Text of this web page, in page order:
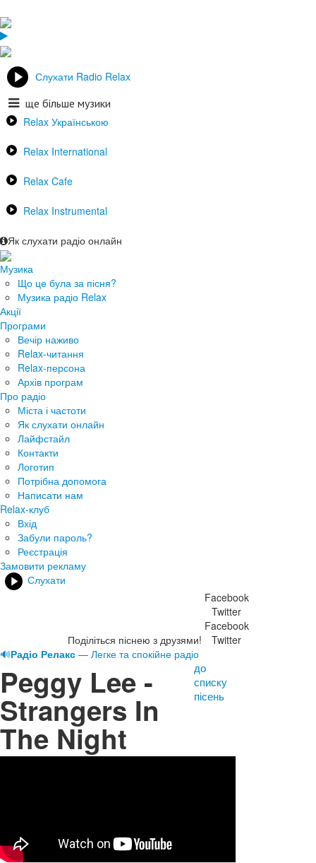
Слухати Radio Relax
ще більше музики
Relax Українською
Relax International
Relax Cafe
Relax Instrumental
Як слухати радіо онлайн
Музика
Що це була за пісня?
Музика радіо Relax
Акції
Програми
Вечір наживо
Relax-читання
Relax-персона
Архів програм
Про радіо
Міста і частоти
Як слухати онлайн
Лайфстайл
Контакти
Логотип
Потрібна допомога
Написати нам
Relax-клуб
Вхід
Забули пароль?
Реєстрація
Замовити рекламу
Слухати
Поділіться піснею з друзями!
Facebook
Twitter
Facebook
Twitter
🔊Радіо Релакс — Легке та спокійне радіо
Peggy Lee -
Strangers In
The Night
до
списку
пісень